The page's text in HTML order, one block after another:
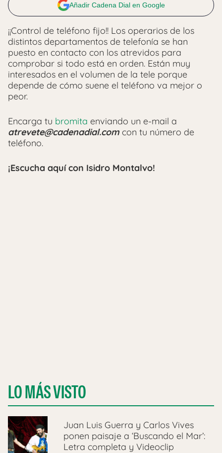
Añadir Cadena Dial en Google
¡¡Control de teléfono fijo!! Los operarios de los
distintos departamentos de telefonía se han
puesto en contacto con los atrevidos para
comprobar si todo está en orden. Están muy
interesados en el volumen de la tele porque
depende de cómo suene el teléfono va mejor o
peor.
Encarga tu bromita enviando un e-mail a
atrevete@cadenadial.com con tu número de
teléfono.
¡Escucha aquí con Isidro Montalvo!
LO MÁS VISTO
Juan Luis Guerra y Carlos Vives
ponen paisaje a ‘Buscando el Mar’:
Letra completa y Videoclip